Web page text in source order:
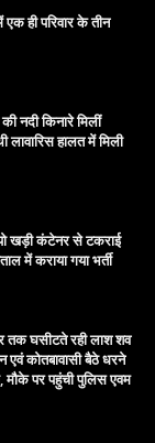
ही परिवार के तीन
नदी किनारे मिलीं
लावारिस हालत में मिली
खड़ी कंटेनर से टकराई
में कराया गया भर्ती
तक घसीटते रही लाश शव
कोतबावासी बैठे धरने
मौके पर पहुंची पुलिस एवम